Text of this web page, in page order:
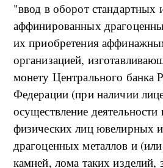
"ввод в оборот стандартных
аффинированных
их приобретения
организацией,
монету Центрального банка
Федерации (при наличии
осуществление
физических лиц ювелирных
драгоценных металлов и
камней, лома таких изделий,